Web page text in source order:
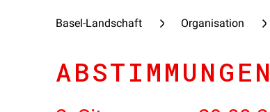
Basel-Landschaft Organisation
ABSTIMMUNGEN